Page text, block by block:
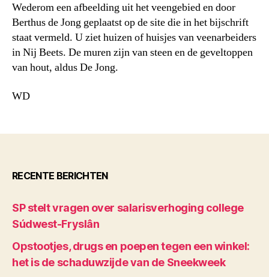
Wederom een afbeelding uit het veengebied en door
Berthus de Jong geplaatst op de site die in het bijschrift
staat vermeld. U ziet huizen of huisjes van veenarbeiders
in Nij Beets. De muren zijn van steen en de geveltoppen
van hout, aldus De Jong.
WD
RECENTE BERICHTEN
SP stelt vragen over salarisverhoging college
Súdwest-Fryslân
Opstootjes, drugs en poepen tegen een winkel:
het is de schaduwzijde van de Sneekweek